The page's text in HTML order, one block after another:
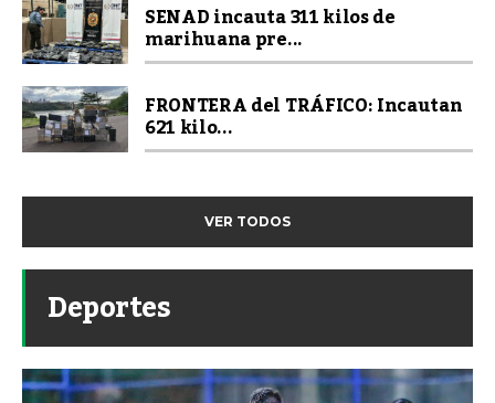
SENAD incauta 311 kilos de
marihuana pre...
FRONTERA del TRÁFICO: Incautan
621 kilo...
VER TODOS
Deportes